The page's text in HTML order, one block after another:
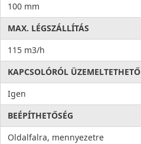
100 mm
MAX. LÉGSZÁLLÍTÁS
115 m3/h
KAPCSOLÓRÓL ÜZEMELTETHETŐ
Igen
BEÉPÍTHETŐSÉG
Oldalfalra, mennyezetre